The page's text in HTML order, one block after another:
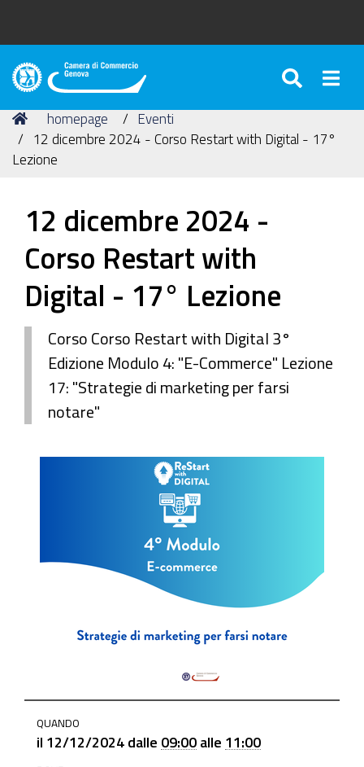
Camera
Commercio
di
Genova
Tu
sei
qui:
Home
homepage
Eventi
12 dicembre 2024 - Corso Restart with Digital - 17°
Lezione
12 dicembre 2024 -
Corso Restart with
Digital - 17° Lezione
Corso Corso Restart with Digital 3°
Edizione Modulo 4: "E-Commerce" Lezione
17: "Strategie di marketing per farsi
notare"
homepage/events/12-
dicembre-
QUANDO
il 12/12/2024 dalle 09:00 alle 11:00